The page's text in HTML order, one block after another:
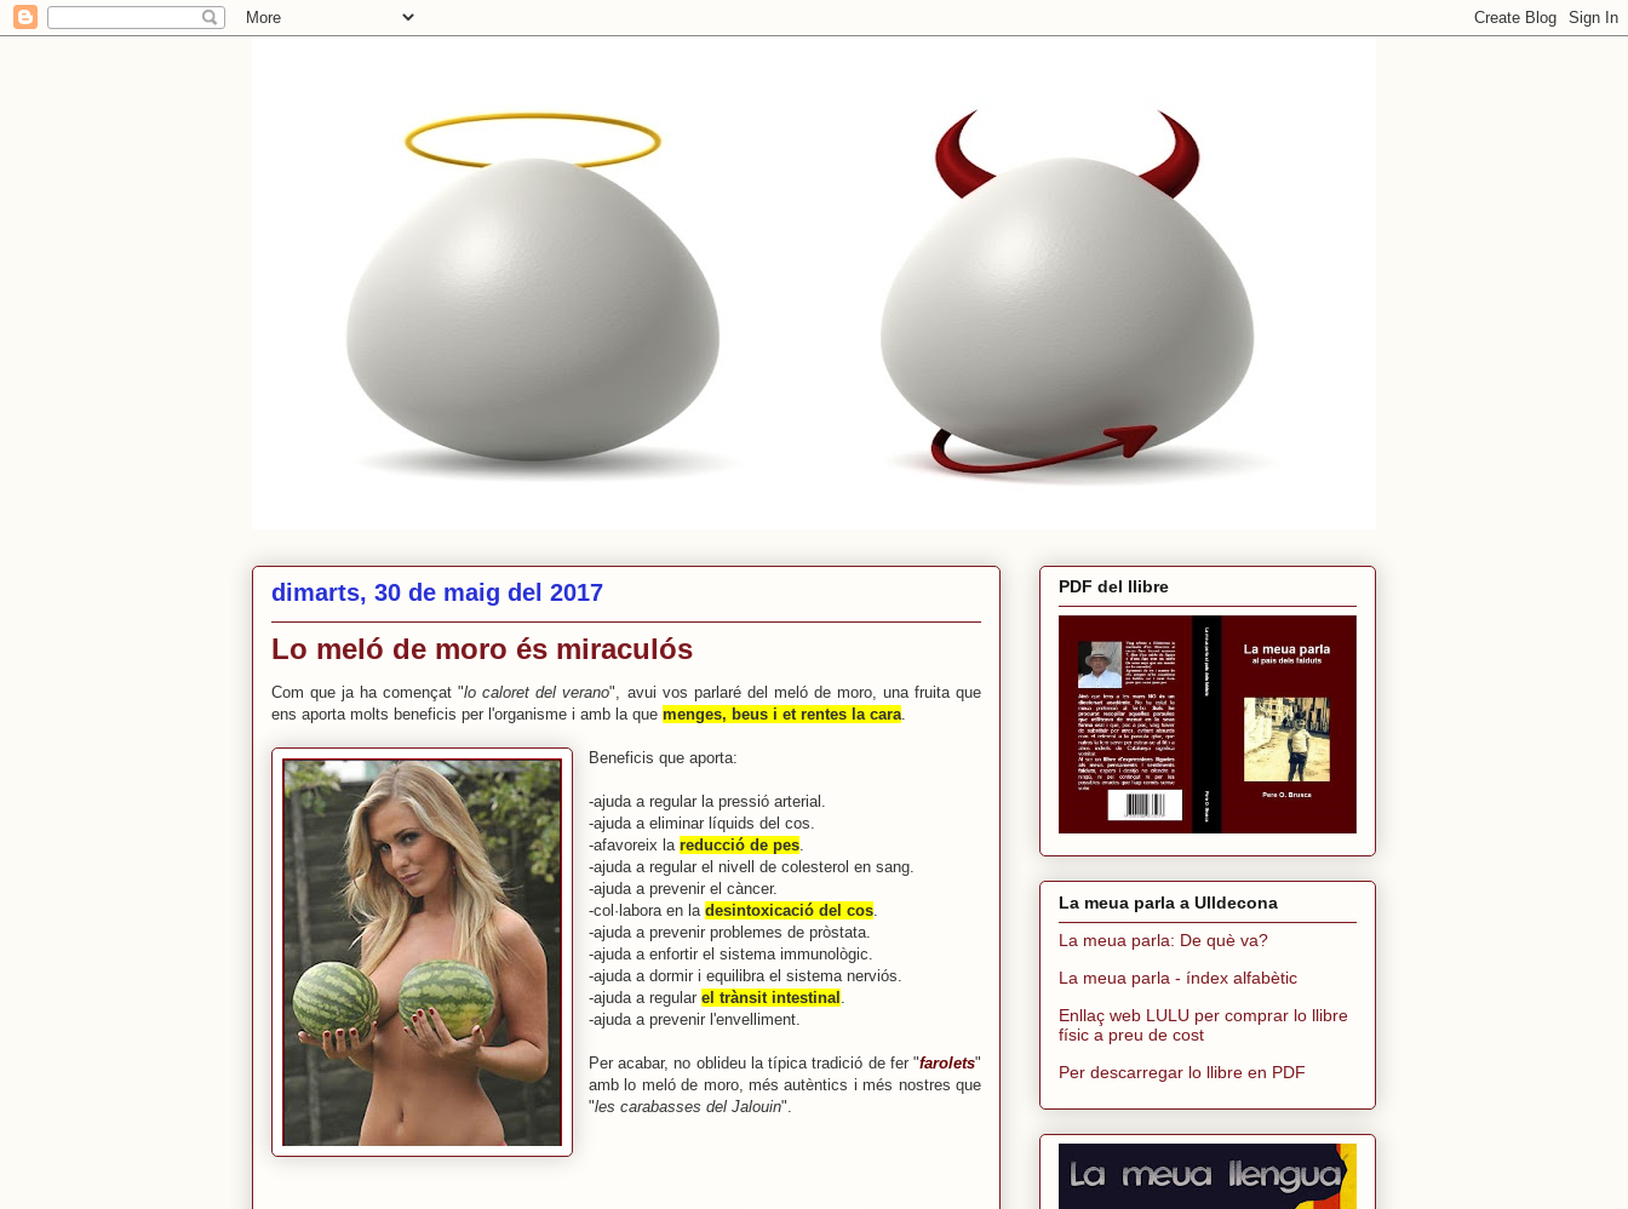
dimarts, 30 de maig del 2017
Lo meló de moro és miraculós
Com que ja ha començat "lo caloret del verano", avui vos parlaré del meló de moro, una fruita que
ens aporta molts beneficis per l'organisme i amb la que menges, beus i et rentes la cara.
Beneficis que aporta:
-ajuda a regular la pressió arterial.
-ajuda a eliminar líquids del cos.
-afavoreix la reducció de pes.
-ajuda a regular el nivell de colesterol en sang.
-ajuda a prevenir el càncer.
-col·labora en la desintoxicació del cos.
-ajuda a prevenir problemes de pròstata.
-ajuda a enfortir el sistema immunològic.
-ajuda a dormir i equilibra el sistema nerviós.
-ajuda a regular el trànsit intestinal .
-ajuda a prevenir l'envelliment.
Per acabar, no oblideu la típica tradició de fer "farolets"
amb lo meló de moro, més autèntics i més nostres que
"les carabasses del Jalouin".
PDF del llibre
La meua parla a Ulldecona
La meua parla: De què va?
La meua parla - índex alfabètic
Enllaç web LULU per comprar lo llibre
físic a preu de cost
Per descarregar lo llibre en PDF